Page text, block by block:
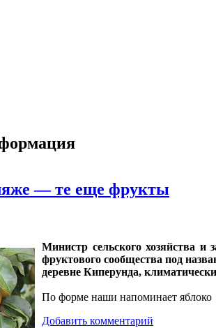
— те еще фрукты
Министр сельского хозяйства
фруктового сообщества под
деревне Киперунда,
По форме наши напоминает яблоко
Добавить комментарий